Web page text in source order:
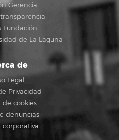
Gerencia
Fundación
de La Laguna
de
Legal
Privacidad
de cookies
denuncias
corporativa